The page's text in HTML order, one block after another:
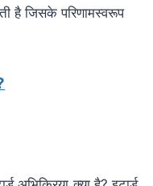
है जिसके परिणामस्वरूप